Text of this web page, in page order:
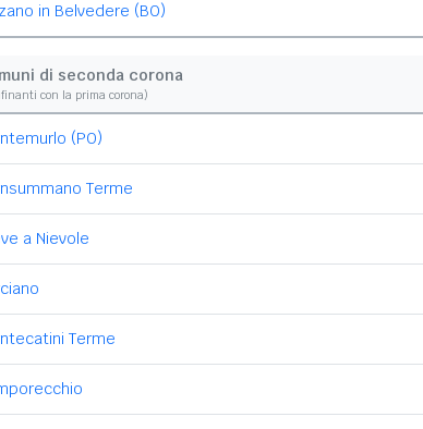
in Belvedere (BO)
di seconda corona
con la prima corona)
(PO)
Terme
a Nievole
Terme